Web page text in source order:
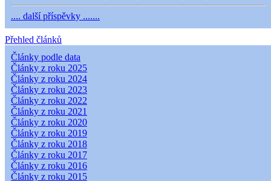
.... další příspěvky .......
Přehled článků
Články podle data
Články z roku 2025
Články z roku 2024
Články z roku 2023
Články z roku 2022
Články z roku 2021
Články z roku 2020
Články z roku 2019
Články z roku 2018
Články z roku 2017
Články z roku 2016
Články z roku 2015